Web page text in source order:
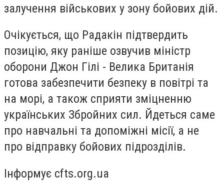
залучення військових у зону бойових дій.
Очікується, що Радакін підтвердить
позицію, яку раніше озвучив міністр
оборони Джон Гілі - Велика Британія
готова забезпечити безпеку в повітрі та
на морі, а також сприяти зміцненню
українських Збройних сил. Йдеться саме
про навчальні та допоміжні місії, а не
про відправку бойових підрозділів.
Інформує cfts.org.ua